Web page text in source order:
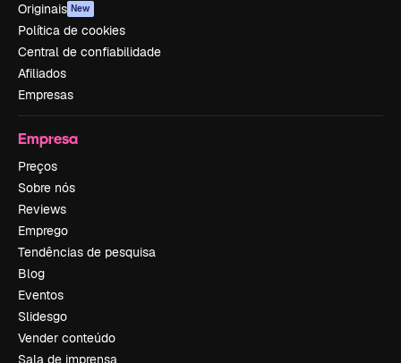
Originais New
Política de cookies
Central de confiabilidade
Afiliados
Empresas
Empresa
Preços
Sobre nós
Reviews
Emprego
Tendências de pesquisa
Blog
Eventos
Slidesgo
Vender conteúdo
Sala de imprensa